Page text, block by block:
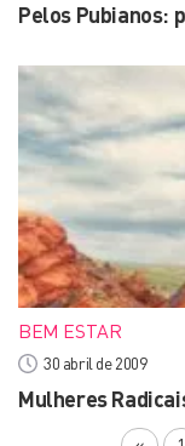
Pelos Pubianos:
BEM ESTAR
30 abril de 2009
Mulheres